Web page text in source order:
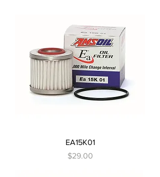
EA15K01
Precio
$29.00